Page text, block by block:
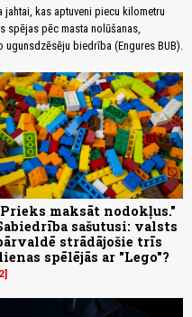
kas aptuveni piecu kilometru
spējas pēc masta nolūšanas,
biedrība (Engures BUB).
maksāt nodokļus."
sašutusi: valsts
strādājošie trīs
spēlējās ar "Lego"?
2